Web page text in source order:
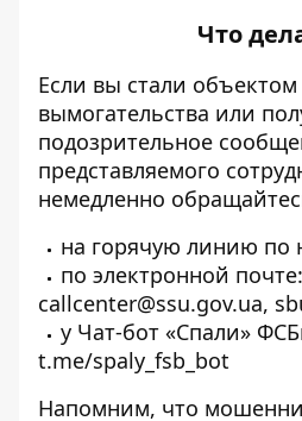
Что
Если вы стали
вымогательства или
подозрительное
представляемого
немедленно
⁠на горячую линию по
по электронной почте:
callcenter@ssu.gov.ua,
у Чат-бот «Спали»
t.me/spaly_fsb_bot
Напомним, что